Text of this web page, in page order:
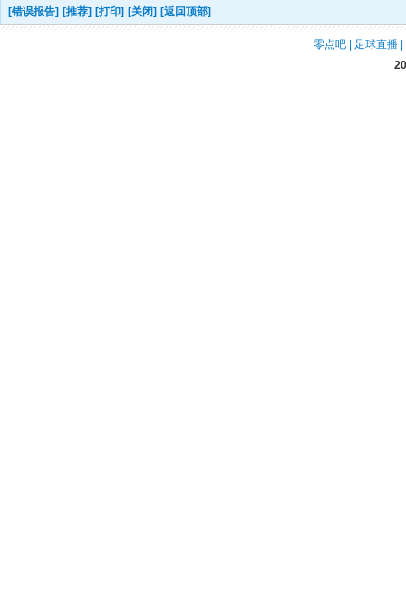
[错误报告] [推荐] [打印] [关闭] [返回顶部]
零点吧 | 足球直播 |